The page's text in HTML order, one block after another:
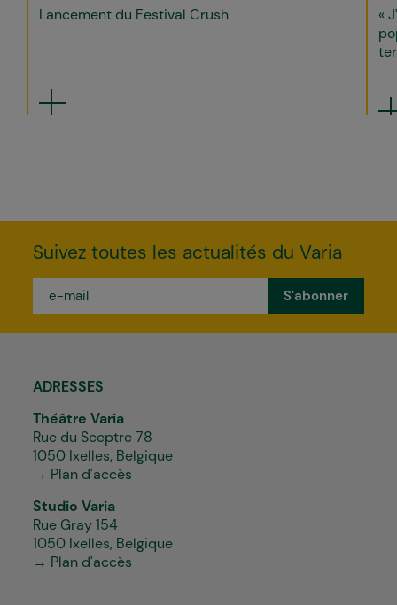
Lancement du Festival Crush
«
Suivez toutes les actualités du Varia
mail
ADRESSES
Théâtre Varia
Rue du Sceptre 78
1050 Ixelles, Belgique
→ Plan d'accès
Studio Varia
Rue Gray 154
1050 Ixelles, Belgique
→ Plan d'accès